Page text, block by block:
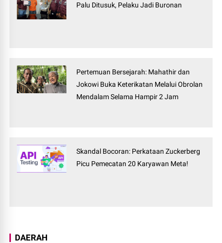
Palu Ditusuk, Pelaku Jadi Buronan
Pertemuan Bersejarah: Mahathir dan
Jokowi Buka Keterikatan Melalui Obrolan
Mendalam Selama Hampir 2 Jam
Skandal Bocoran: Perkataan Zuckerberg
Picu Pemecatan 20 Karyawan Meta!
DAERAH